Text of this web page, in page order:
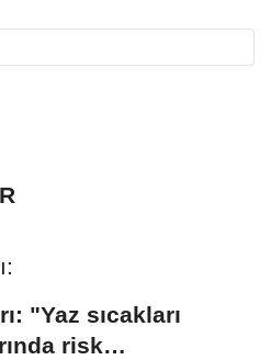
"Yaz sıcakları
risk